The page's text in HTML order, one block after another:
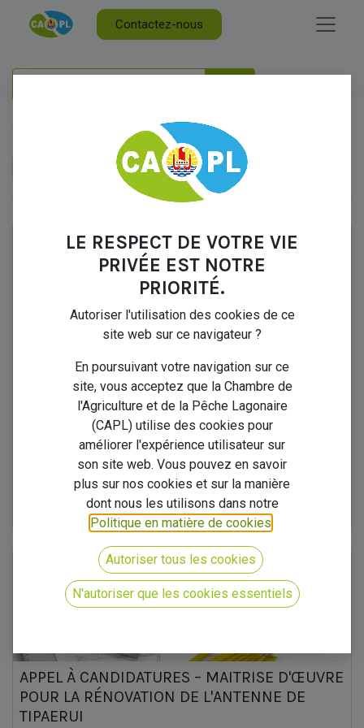
Contactez-nous
Nos marchés publics ×
DÉVELOPPEMENT DE DEUX APPLICATIONS
MÉTIERS
La CAPL lance un marché public pour le développement de deux
applications numériques au service du secteur primaire Dans le cadre
de la modernisation de ses services et du développement de
Nos marchés publics
Nos Consultations
APPEL À CANDIDATURES – MAITRISE D'ŒUVRE
POUR LA RÉNOVATION DE L'ANTENNE DE
TIPAERUI
LE RESPECT DE VOTRE VIE
PRIVÉE EST NOTRE
PRIORITÉ.
Autoriser l'utilisation des cookies de ce
site web sur ce navigateur ?
En poursuivant votre navigation sur ce
site, vous acceptez que la Chambre de
l'Agriculture et de la Pêche Lagonaire
(CAPL) utilise des cookies pour
améliorer l'expérience utilisateur sur
son site web. Vous pouvez en savoir
plus sur nos cookies et sur la manière
dont nous les utilisons dans notre
Politique en matière de cookies
Autoriser tous les cookies
N'autoriser que les cookies essentiels